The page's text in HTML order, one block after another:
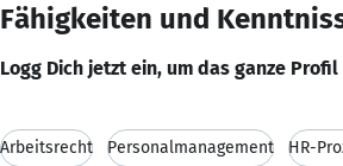
Fähigkeiten und
Logg Dich jetzt ein, um das ganze Profil
Arbeitsrecht Personalmanagement HR-